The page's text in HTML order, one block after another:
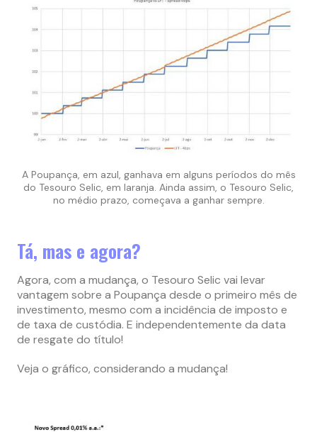
A Poupança, em azul, ganhava em alguns períodos do mês
do Tesouro Selic, em laranja. Ainda assim, o Tesouro Selic,
no médio prazo, começava a ganhar sempre.
Tá, mas e agora?
Agora, com a mudança, o Tesouro Selic vai levar
vantagem sobre a Poupança desde o primeiro mês de
investimento, mesmo com a incidência de imposto e
de taxa de custódia. E independentemente da data
de resgate do título!
Veja o gráfico, considerando a mudança!